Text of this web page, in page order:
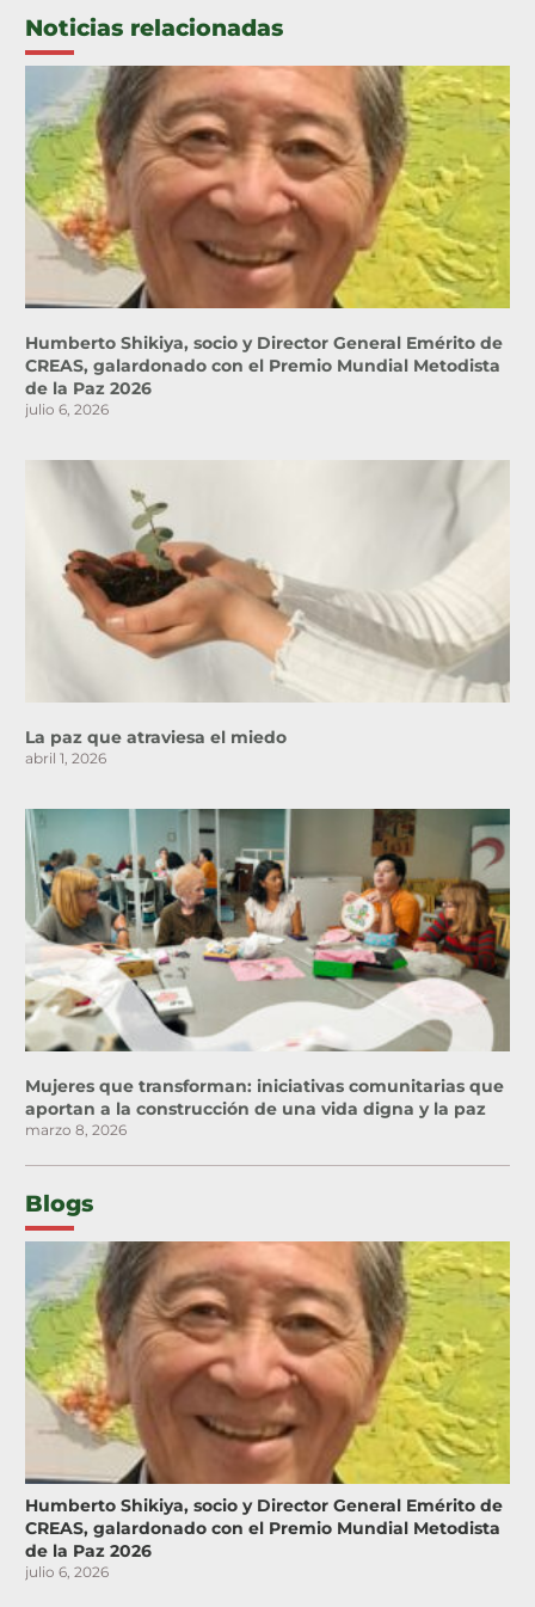
Noticias relacionadas
Humberto Shikiya, socio y Director General Emérito de
CREAS, galardonado con el Premio Mundial Metodista
de la Paz 2026
julio 6, 2026
La paz que atraviesa el miedo
abril 1, 2026
Mujeres que transforman: iniciativas comunitarias que
aportan a la construcción de una vida digna y la paz
marzo 8, 2026
Blogs
Humberto Shikiya, socio y Director General Emérito de
CREAS, galardonado con el Premio Mundial Metodista
de la Paz 2026
julio 6, 2026